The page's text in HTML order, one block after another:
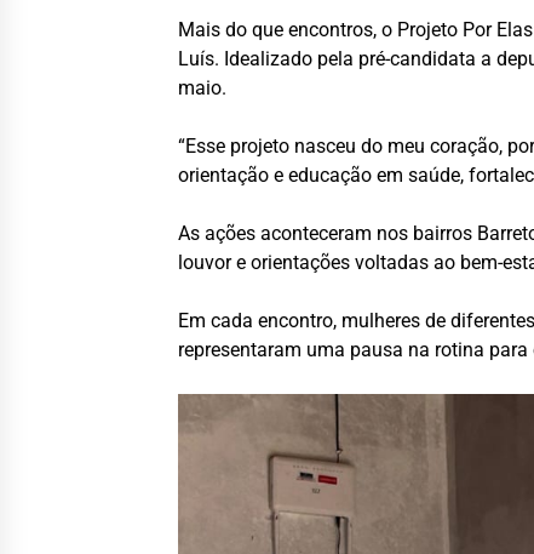
Mais do que encontros, o Projeto Por
Luís. Idealizado pela pré-candidata a
maio.
“Esse projeto nasceu do meu coração,
orientação e educação em saúde,
As ações aconteceram nos bairros
louvor e orientações voltadas ao bem-
Em cada encontro, mulheres de
representaram uma pausa na rotina